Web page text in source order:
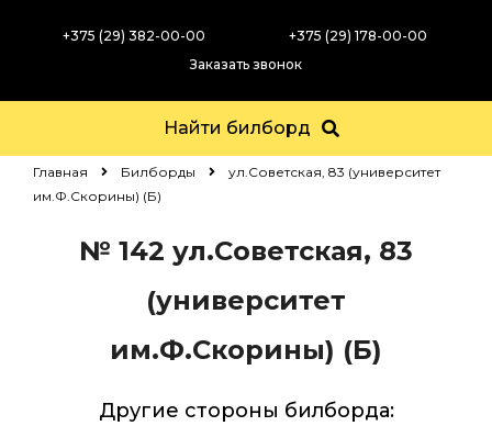
+375 (29) 382-00-00
+375 (29) 178-00-00
Заказать звонок
Найти билборд
Главная Билборды
ул.Советская, 83 (университет
им.Ф.Скорины) (Б)
№ 142 ул.Советская, 83
(университет
им.Ф.Скорины) (Б)
Другие стороны билборда: